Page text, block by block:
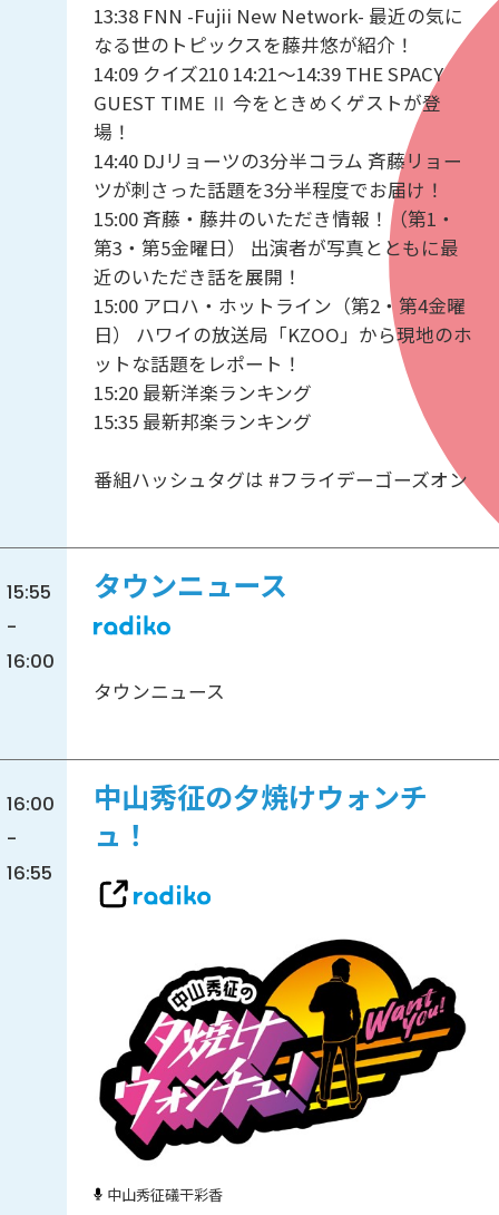
13:38 FNN -Fujii New Network- 最近の気に
なる世のトピックスを藤井悠が紹介！
14:09 クイズ210 14:21〜14:39 THE SPACY
GUEST TIME Ⅱ 今をときめくゲストが登
場！
14:40 DJリョーツの3分半コラム 斉藤リョー
ツが刺さった話題を3分半程度でお届け！
15:00 斉藤・藤井のいただき情報！（第1・
第3・第5金曜日） 出演者が写真とともに最
近のいただき話を展開！
15:00 アロハ・ホットライン（第2・第4金曜
日） ハワイの放送局「KZOO」から現地のホ
ットな話題をレポート！
15:20 最新洋楽ランキング
15:35 最新邦楽ランキング
番組ハッシュタグは #フライデーゴーズオン
15:55
-
16:00
タウンニュース
タウンニュース
16:00
-
16:55
中山秀征の夕焼けウォンチ
ュ！
中山秀征礒干彩香